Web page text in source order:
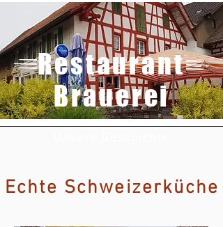
Restaurant
Brauerei
Echte Schweizerküche